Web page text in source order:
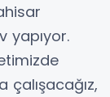
yapıyor.
çalışacağız,